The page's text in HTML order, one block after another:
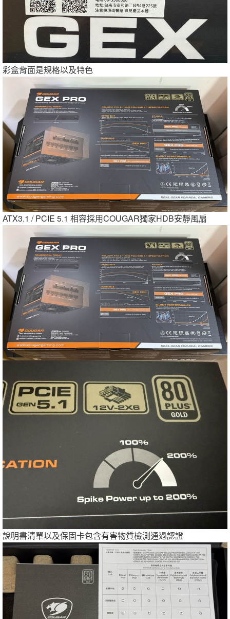
彩盒背面是規格以及特色
ATX3.1 / PCIE 5.1 相容採用COUGAR獨家HDB安靜風扇
說明書清單以及保固卡包含有害物質檢測通過認證